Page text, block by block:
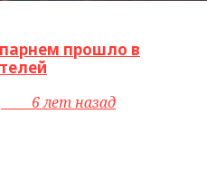
прошло в
6 лет назад